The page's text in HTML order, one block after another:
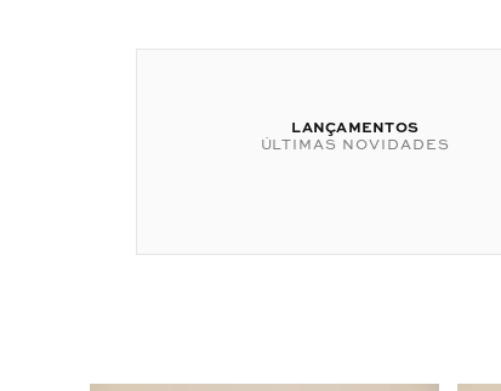
LANÇAMENTOS
ÚLTIMAS NOVIDADES